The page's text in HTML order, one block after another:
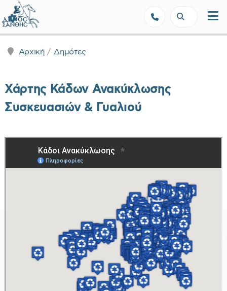
Αρχική Δημότες
Χάρτης Κάδων Ανακύκλωσης
Συσκευασιών & Γυαλιού